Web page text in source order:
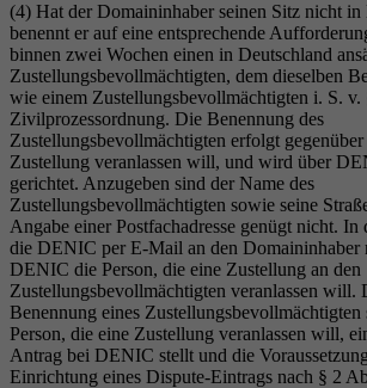
(4) Hat der Domaininhaber seinen Sitz nicht in
benennt er auf eine entsprechende
binnen zwei Wochen einen in Deutschland
Zustellungsbevollmächtigten, dem dieselben
wie einem Zustellungsbevollmächtigten i. S. v.
Zivilprozessordnung. Die Benennung des
Zustellungsbevollmächtigten erfolgt
Zustellung veranlassen will, und wird über
gerichtet. Anzugeben sind der Name des
Zustellungsbevollmächtigten sowie seine
Angabe einer Postfachadresse genügt nicht.
die DENIC per E-Mail an den Domaininhaber
DENIC die Person, die eine Zustellung an den
Zustellungsbevollmächtigten veranlassen
Benennung eines Zustellungsbevollmächtigten
Person, die eine Zustellung veranlassen will,
Antrag bei DENIC stellt und die
Einrichtung eines Dispute-Eintrags nach § 2